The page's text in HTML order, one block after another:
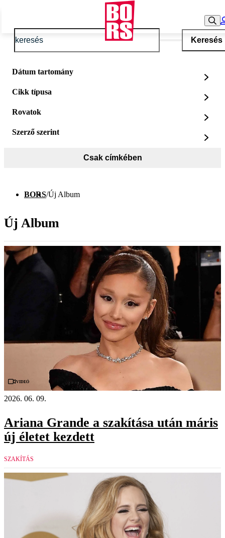
Keresés
Dátum tartomány
Cikk típusa
Rovatok
Szerző szerint
Csak címkében
BORS/Új Album
Új Album
Videó
2026. 06. 09.
Ariana Grande a szakítása után máris
új életet kezdett
SZAKÍTÁS